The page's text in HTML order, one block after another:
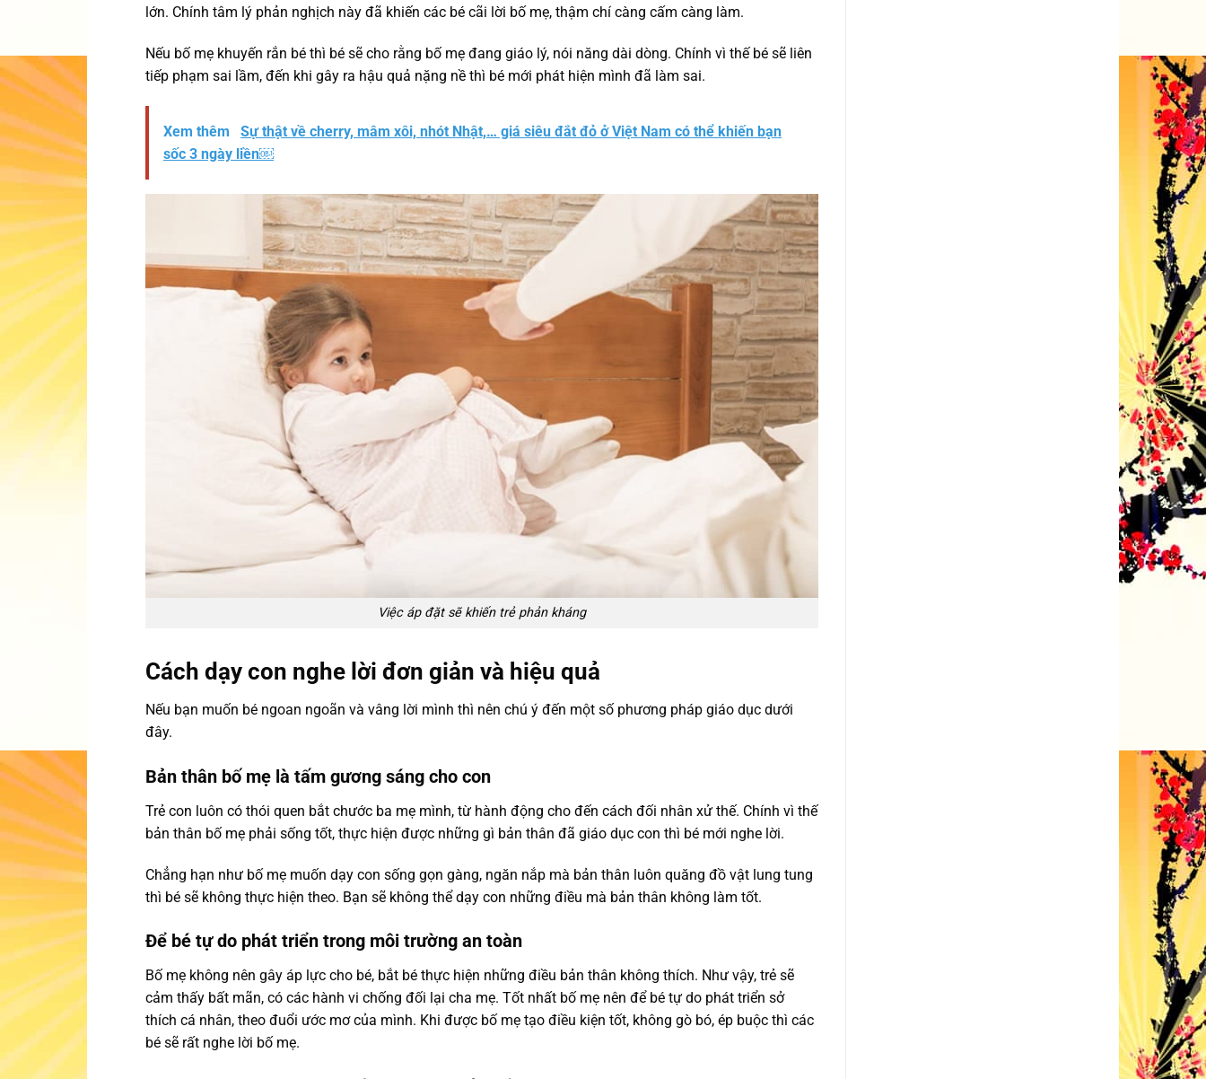
lớn. Chính tâm lý phản nghịch này đã khiến các bé cãi lời bố mẹ, thậm chí càng cấm càng làm.
Nếu bố mẹ khuyến rắn bé thì bé sẽ cho rằng bố mẹ đang giáo lý, nói năng dài dòng. Chính vì thế bé sẽ liên
tiếp phạm sai lầm, đến khi gây ra hậu quả nặng nề thì bé mới phát hiện mình đã làm sai.
Xem thêm
Sự thật về cherry, mâm xôi, nhót Nhật,… giá siêu đắt đỏ ở Việt Nam có thể khiến bạn
sốc 3 ngày liền￼
Việc áp đặt sẽ khiến trẻ phản kháng
Cách dạy con nghe lời đơn giản và hiệu quả
Nếu bạn muốn bé ngoan ngoãn và vâng lời mình thì nên chú ý đến một số phương pháp giáo dục dưới
đây.
Bản thân bố mẹ là tấm gương sáng cho con
Trẻ con luôn có thói quen bắt chước ba mẹ mình, từ hành động cho đến cách đối nhân xử thế. Chính vì thế
bản thân bố mẹ phải sống tốt, thực hiện được những gì bản thân đã giáo dục con thì bé mới nghe lời.
Chẳng hạn như bố mẹ muốn dạy con sống gọn gàng, ngăn nắp mà bản thân luôn quăng đồ vật lung tung
thì bé sẽ không thực hiện theo. Bạn sẽ không thể dạy con những điều mà bản thân không làm tốt.
Để bé tự do phát triển trong môi trường an toàn
Bố mẹ không nên gây áp lực cho bé, bắt bé thực hiện những điều bản thân không thích. Như vậy, trẻ sẽ
cảm thấy bất mãn, có các hành vi chống đối lại cha mẹ. Tốt nhất bố mẹ nên để bé tự do phát triển sở
thích cá nhân, theo đuổi ước mơ của mình. Khi được bố mẹ tạo điều kiện tốt, không gò bó, ép buộc thì các
bé sẽ rất nghe lời bố mẹ.